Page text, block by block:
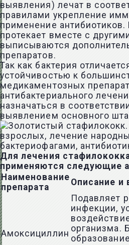
выявления) лечат в
правилами укрепление
применение антибиотиков.
протекает вместе с
выписываются
препаратов.
Так как бактерия
устойчивостью к
медикаментозных
антибактериального
назначаться в
выявлением основного
Для лечения
применяются следующие
Наименование
препарата
Описание и
Амоксициллин
Подавляет
инфекции,
организма.